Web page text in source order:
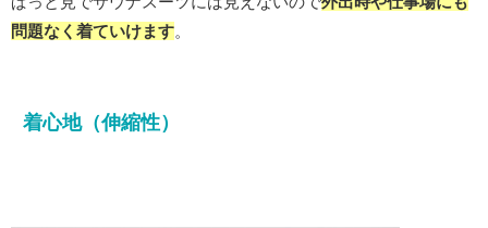
問題なく着ていけます。
着心地（伸縮性）